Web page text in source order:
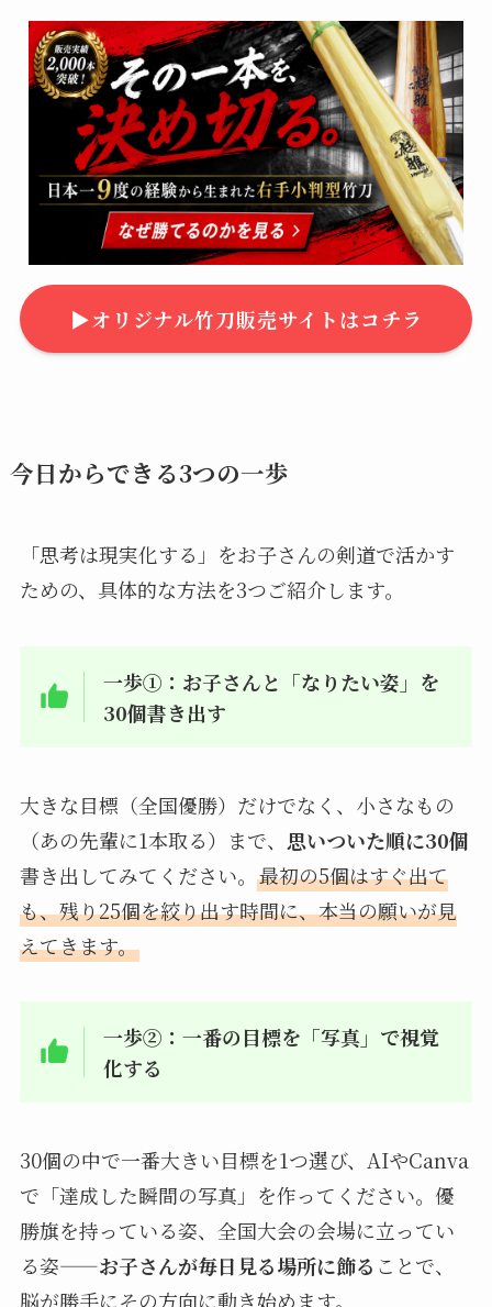
▶︎オリジナル竹刀販売サイトはコチラ
今日からできる3つの一歩
「思考は現実化する」をお子さんの剣道で活かす
ための、具体的な方法を3つご紹介します。
一歩①：お子さんと「なりたい姿」を
30個書き出す
大きな目標（全国優勝）だけでなく、小さなもの
（あの先輩に1本取る）まで、 思いついた順に30個
書き出してみてください。 最初の5個はすぐ出て
も、残り25個を絞り出す時間に、本当の願いが見
えてきます。
一歩②：一番の目標を「写真」で視覚
化する
30個の中で一番大きい目標を1つ選び、AIやCanva
で「達成した瞬間の写真」を作ってください。優
勝旗を持っている姿、全国大会の会場に立ってい
る姿——お子さんが毎日見る場所に飾る ことで、
脳が勝手にその方向に動き始めます。